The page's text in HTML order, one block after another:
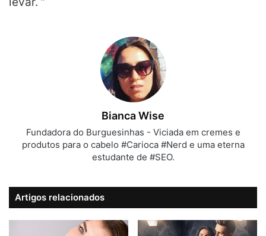
Bianca Wise
Fundadora do Burguesinhas - Viciada em cremes e
produtos para o cabelo #Carioca #Nerd e uma eterna
estudante de #SEO.
Artigos relacionados